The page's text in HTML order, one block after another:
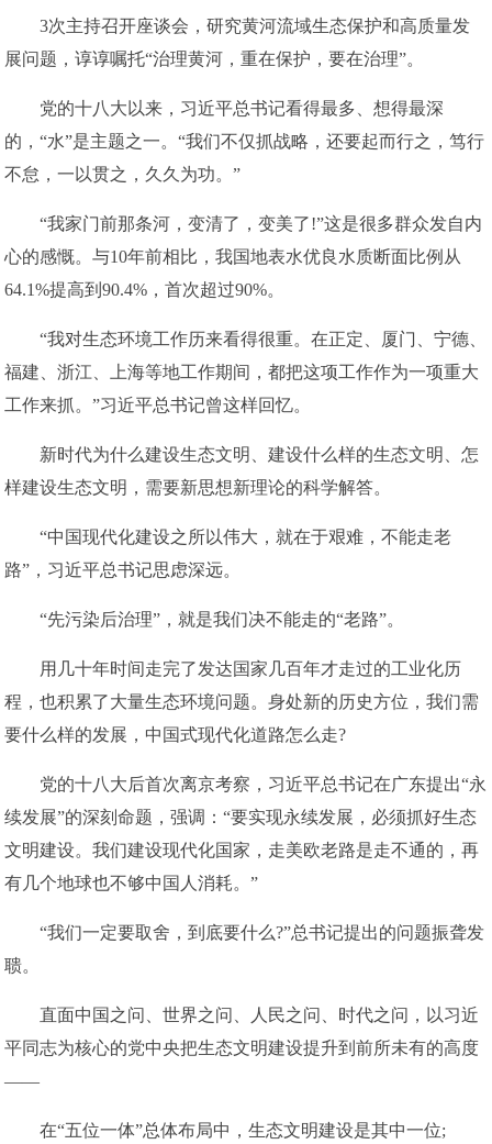
3次主持召开座谈会，研究黄河流域生态保护和高质量发
展问题，谆谆嘱托“治理黄河，重在保护，要在治理”。
党的十八大以来，习近平总书记看得最多、想得最深
的，“水”是主题之一。“我们不仅抓战略，还要起而行之，笃行
不怠，一以贯之，久久为功。”
“我家门前那条河，变清了，变美了!”这是很多群众发自内
心的感慨。与10年前相比，我国地表水优良水质断面比例从
64.1%提高到90.4%，首次超过90%。
“我对生态环境工作历来看得很重。在正定、厦门、宁德、
福建、浙江、上海等地工作期间，都把这项工作作为一项重大
工作来抓。”习近平总书记曾这样回忆。
新时代为什么建设生态文明、建设什么样的生态文明、怎
样建设生态文明，需要新思想新理论的科学解答。
“中国现代化建设之所以伟大，就在于艰难，不能走老
路”，习近平总书记思虑深远。
“先污染后治理”，就是我们决不能走的“老路”。
用几十年时间走完了发达国家几百年才走过的工业化历
程，也积累了大量生态环境问题。身处新的历史方位，我们需
要什么样的发展，中国式现代化道路怎么走?
党的十八大后首次离京考察，习近平总书记在广东提出“永
续发展”的深刻命题，强调：“要实现永续发展，必须抓好生态
文明建设。我们建设现代化国家，走美欧老路是走不通的，再
有几个地球也不够中国人消耗。”
“我们一定要取舍，到底要什么?”总书记提出的问题振聋发
聩。
直面中国之问、世界之问、人民之问、时代之问，以习近
平同志为核心的党中央把生态文明建设提升到前所未有的高度
——
在“五位一体”总体布局中，生态文明建设是其中一位;